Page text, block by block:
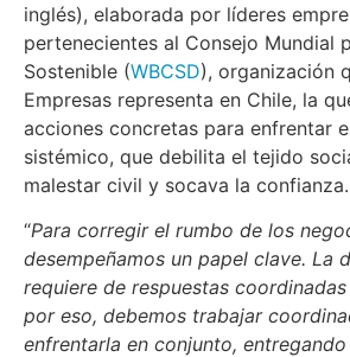
inglés), elaborada por líderes
pertenecientes al Consejo Mundial
Sostenible (WBCSD), organización
Empresas representa en Chile, la
acciones concretas para enfrentar
sistémico, que debilita el tejido
malestar civil y socava la confianza.
“Para corregir el rumbo de los
desempeñamos un papel clave. La
requiere de respuestas
por eso, debemos trabajar
enfrentarla en conjunto,